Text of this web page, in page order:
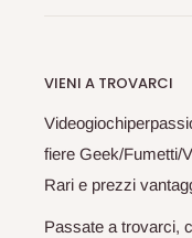
VIENI A TROVARCI
fiere Geek/Fumetti/
Rari e prezzi
Passate a trovarci,